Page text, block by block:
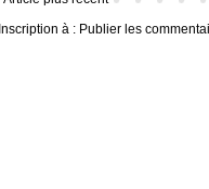
Inscription à : Publier les